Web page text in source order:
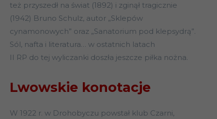
też przyszedł na świat (1892) i zginął tragicznie
(1942) Bruno Schulz, autor „Sklepów
cynamonowych” oraz „Sanatorium pod klepsydrą”.
Sól, nafta i literatura… w ostatnich latach
II RP do tej wyliczanki doszła jeszcze piłka nożna.
Lwowskie konotacje
W 1922 r. w Drohobyczu powstał klub Czarni,